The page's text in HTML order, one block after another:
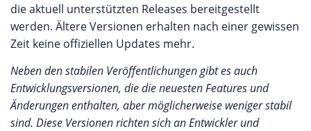
die aktuell unterstützten Releases bereitgestellt
werden. Ältere Versionen erhalten nach einer gewissen
Zeit keine offiziellen Updates mehr.
Neben den stabilen Veröffentlichungen gibt es auch
Entwicklungsversionen, die die neuesten Features und
Änderungen enthalten, aber möglicherweise weniger stabil
sind. Diese Versionen richten sich an Entwickler und